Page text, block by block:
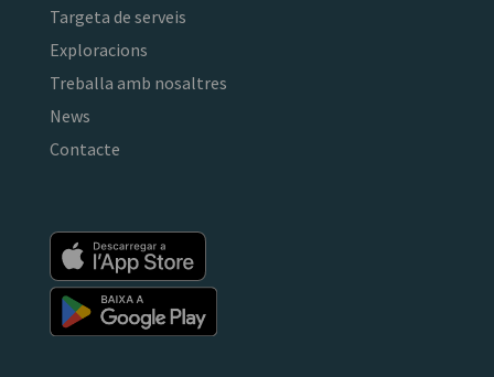
Targeta de serveis
Exploracions
Treballa amb nosaltres
News
Contacte